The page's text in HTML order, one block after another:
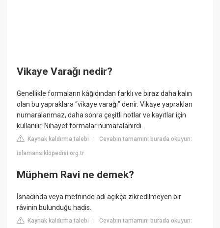
Vikaye Varağı nedir?
Genellikle formaların kâğıdından farklı ve biraz daha kalın
olan bu yapraklara “vikāye varağı” denir. Vikāye yaprakları
numaralanmaz, daha sonra çeşitli notlar ve kayıtlar için
kullanılır. Nihayet formalar numaralanırdı.
Kaynak kaldırma talebi |Cevabın tamamını burada okuyun:
islamansiklopedisi.org.tr
Müphem Ravi ne demek?
İsnadında veya metninde adı açıkça zikredilmeyen bir
râvinin bulunduğu hadis.
Kaynak kaldırma talebi |Cevabın tamamını burada okuyun: